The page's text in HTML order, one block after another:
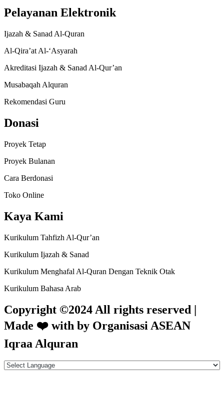
Pelayanan Elektronik
Ijazah & Sanad Al-Quran
Al-Qira’at Al-‘Asyarah
Akreditasi Ijazah & Sanad Al-Qur’an
Musabaqah Alquran
Rekomendasi Guru
Donasi
Proyek Tetap
Proyek Bulanan
Cara Berdonasi
Toko Online
Kaya Kami
Kurikulum Tahfizh Al-Qur’an
Kurikulum Ijazah & Sanad
Kurikulum Menghafal Al-Quran Dengan Teknik Otak
Kurikulum Bahasa Arab
Copyright ©2024 All rights reserved |
Made ❤️ with by Organisasi ASEAN
Iqraa Alquran